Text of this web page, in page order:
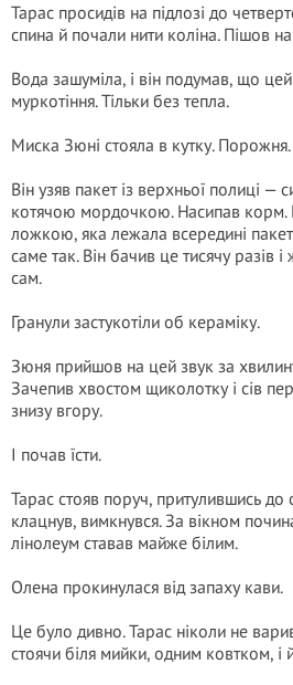
Тарас просидів на підлозі до
спина й почали нити коліна. Пішов
Вода зашуміла, і він подумав, що
муркотіння. Тільки без тепла.
Миска Зюні стояла в кутку. Порожня.
Він узяв пакет із верхньої полиці —
котячою мордочкою. Насипав корм.
ложкою, яка лежала всередині
саме так. Він бачив це тисячу разів
сам.
Гранули застукотіли об кераміку.
Зюня прийшов на цей звук за
Зачепив хвостом щиколотку і сів
знизу вгору.
І почав їсти.
Тарас стояв поруч, притулившись до
клацнув, вимкнувся. За вікном
лінолеум ставав майже білим.
Олена прокинулася від запаху кави.
Це було дивно. Тарас ніколи не
стоячи біля мийки, одним ковтком,